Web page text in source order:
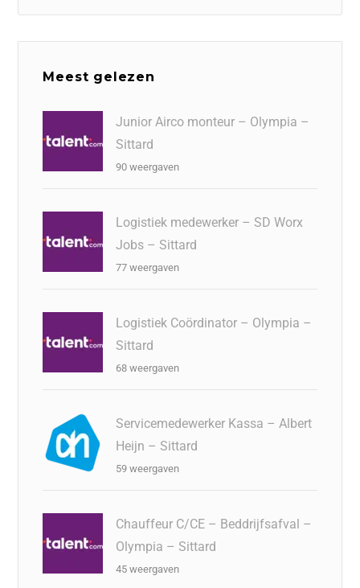
Meest gelezen
Junior Airco monteur – Olympia –
Sittard
90 weergaven
Logistiek medewerker – SD Worx
Jobs – Sittard
77 weergaven
Logistiek Coördinator – Olympia –
Sittard
68 weergaven
Servicemedewerker Kassa – Albert
Heijn – Sittard
59 weergaven
Chauffeur C/CE – Beddrijfsafval –
Olympia – Sittard
45 weergaven